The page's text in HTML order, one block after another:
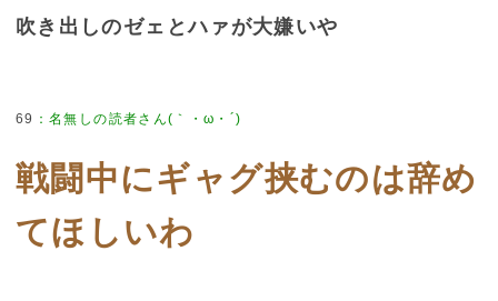
吹き出しのゼェとハァが大嫌いや
69 ：名無しの読者さん(｀・ω・´)
戦闘中にギャグ挟むのは辞め
てほしいわ